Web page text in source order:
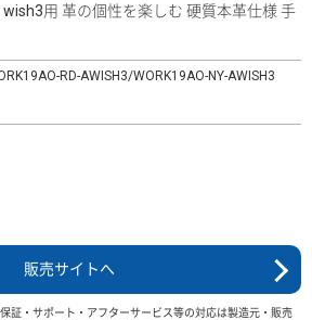
wish3用 革の個性を楽しむ 硬質本革仕様 手
RD-AWISH3/WORK19AO-NY-AWISH3
販売サイトへ
証・サポート・アフターサービス等の対応は製造元・販売